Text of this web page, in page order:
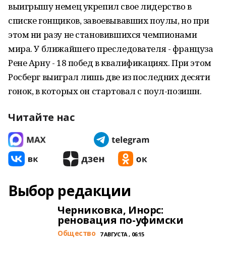
выигрышу немец укрепил свое лидерство в
списке гонщиков, завоевывавших поулы, но при
этом ни разу не становившихся чемпионами
мира. У ближайшего преследователя - француза
Рене Арну - 18 побед в квалификациях. При этом
Росберг выиграл лишь две из последних десяти
гонок, в которых он стартовал с поул-позишн.
Читайте нас
Выбор редакции
Черниковка, Инорс:
реновация по-уфимски
Общество 7 АВГУСТА , 06:15